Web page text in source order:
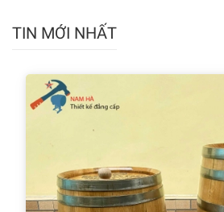
TIN MỚI NHẤT